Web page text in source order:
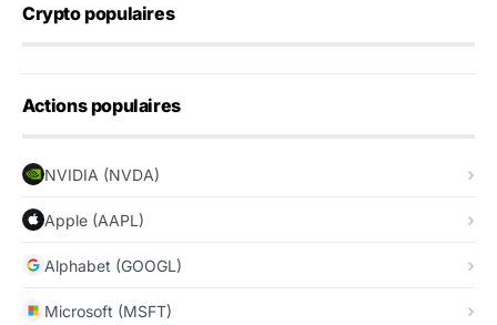
Crypto populaires
Actions populaires
NVIDIA (NVDA)
Apple (AAPL)
Alphabet (GOOGL)
Microsoft (MSFT)